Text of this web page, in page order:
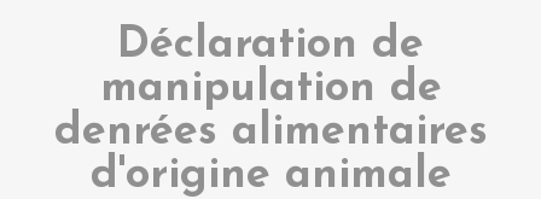
Déclaration de
manipulation de
denrées alimentaires
d'origine animale